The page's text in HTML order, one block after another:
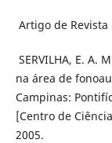
Artigo de Revista
SERVILHA, E. A.
na área de
Campinas:
[Centro de
2005.